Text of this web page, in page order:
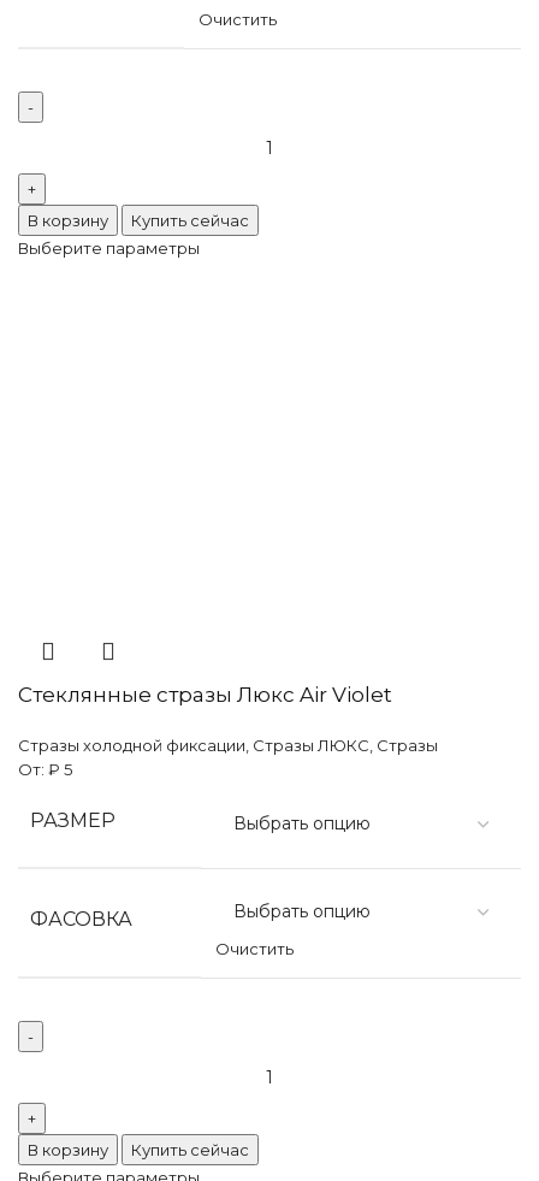
Очистить
Риволи
Sun
Неон
В корзину
Купить сейчас
Выберите параметры
Стеклянные стразы Люкс Air Violet
Стразы холодной фиксации Стразы ЛЮКС Стразы
От: ₽ 5
РАЗМЕР
ФАСОВКА
Очистить
Стеклянные
стразы
Люкс
В корзину
Купить сейчас
Выберите параметры